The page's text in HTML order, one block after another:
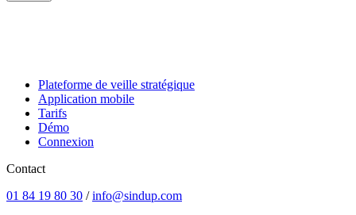
Plateforme de veille stratégique
Application mobile
Tarifs
Démo
Connexion
Contact
01 84 19 80 30 /info@sindup.com